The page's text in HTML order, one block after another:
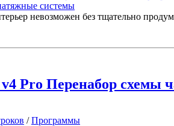
системы
невозможен без тщательно
Pro Перенабор схемы
/Программы